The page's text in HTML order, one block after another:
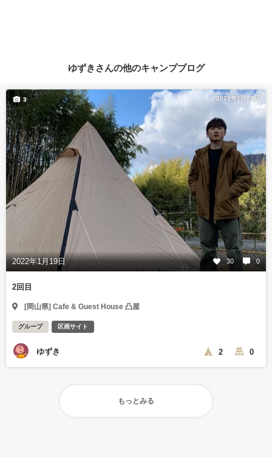
ゆずきさんの他のキャンプブログ
2022年1月22日
2022年1月19日 30 0
3
2回目
[岡山県] Cafe & Guest House 凸屋
グループ 区画サイト
ゆずき 2 0
もっとみる